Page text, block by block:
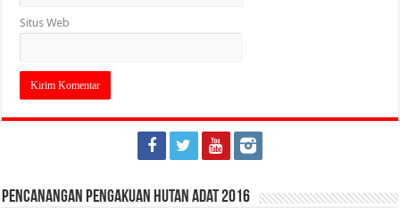
Situs Web
Pencanangan Pengakuan Hutan Adat 2016